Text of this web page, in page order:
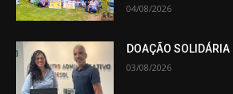
04/08/2026
DOAÇÃO SOLIDÁRIA
03/08/2026